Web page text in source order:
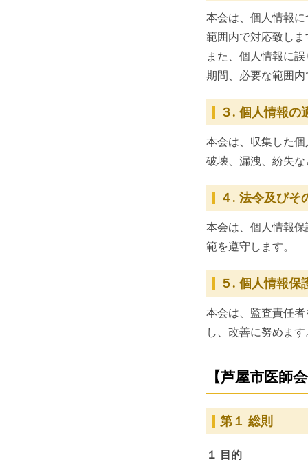
本会は、個人情報
範囲内で対応致しま
また、個人情報に
期間、必要な範囲
３. 個人情報の
本会は、収集した
破壊、漏洩、紛失
４. 法令及びそ
本会は、個人情報
範を遵守します。
５. 個人情報保
本会は、監査責任
し、改善に努めます
【芦屋市医師
第１ 総則
１ 目的